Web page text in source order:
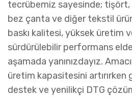
tecrübemiz sayesinde;
bez çanta ve diğer tekstil
baskı kalitesi, yüksek üretim
sürdürülebilir performans
aşamada yanınızdayız.
üretim kapasitesini artırırken
destek ve yenilikçi DTG